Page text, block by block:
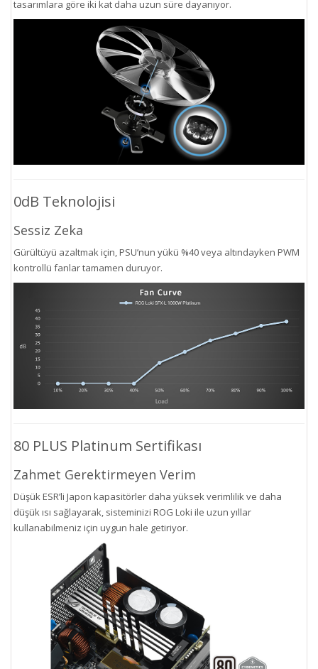
tasarımlara göre iki kat daha uzun süre dayanıyor.
0dB Teknolojisi
Sessiz Zeka
Gürültüyü azaltmak için, PSU’nun yükü %40 veya altındayken PWM
kontrollü fanlar tamamen duruyor.
80 PLUS Platinum Sertifikası
Zahmet Gerektirmeyen Verim
Düşük ESR’li Japon kapasitörler daha yüksek verimlilik ve daha
düşük ısı sağlayarak, sisteminizi ROG Loki ile uzun yıllar
kullanabilmeniz için uygun hale getiriyor.